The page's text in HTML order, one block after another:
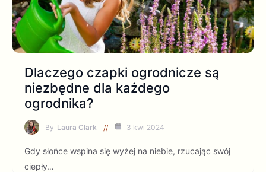
Dlaczego czapki ogrodnicze są
niezbędne dla każdego
ogrodnika?
By Laura Clark 3 kwi 2024
Gdy słońce wspina się wyżej na niebie, rzucając swój
ciepły…